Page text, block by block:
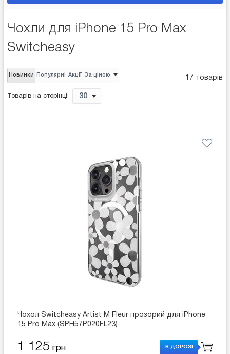
Чохли для iPhone 15 Pro Max
Switcheasy
17 товарів
Новинки Популярні Акції За ціною
Товарів на сторінці: 30
Чохол Switcheasy Artist M Fleur прозорий для iPhone
15 Pro Max (SPH57P020FL23)
1 125 грн В ДОРОЗІ